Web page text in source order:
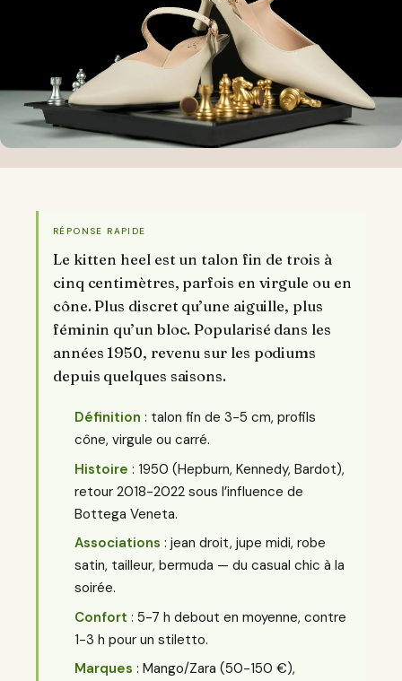
RÉPONSE RAPIDE
Le kitten heel est un talon fin de trois à
cinq centimètres, parfois en virgule ou en
cône. Plus discret qu’une aiguille, plus
féminin qu’un bloc. Popularisé dans les
années 1950, revenu sur les podiums
depuis quelques saisons.
Définition : talon fin de 3-5 cm, profils
cône, virgule ou carré.
Histoire : 1950 (Hepburn, Kennedy, Bardot),
retour 2018-2022 sous l’influence de
Bottega Veneta.
Associations : jean droit, jupe midi, robe
satin, tailleur, bermuda — du casual chic à la
soirée.
Confort : 5-7 h debout en moyenne, contre
1-3 h pour un stiletto.
Marques : Mango/Zara (50-150 €),